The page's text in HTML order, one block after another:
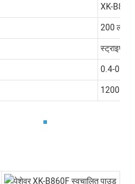
XK-
200
स्ट्राइप,
0.4-